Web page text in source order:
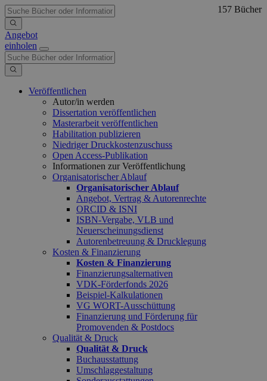
Angebot
einholen
Veröffentlichen
Autor/in werden
Dissertation veröffentlichen
Masterarbeit veröffentlichen
Habilitation publizieren
Niedriger Druckkostenzuschuss
Open Access-Publikation
Informationen zur Veröffentlichung
Organisatorischer Ablauf
Organisatorischer Ablauf
Angebot, Vertrag & Autorenrechte
ORCID & ISNI
ISBN-Vergabe, VLB und
Neuerscheinungsdienst
Autorenbetreuung & Drucklegung
Kosten & Finanzierung
Kosten & Finanzierung
Finanzierungsalternativen
VDK-Förderfonds 2026
Beispiel-Kalkulationen
VG WORT-Ausschüttung
Finanzierung und Förderung für
Promovenden & Postdocs
Qualität & Druck
Qualität & Druck
Buchausstattung
Umschlaggestaltung
157 Bücher